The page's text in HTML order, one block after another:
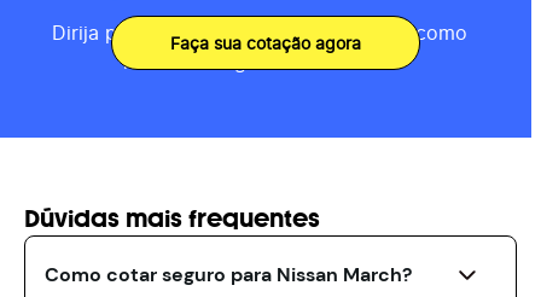
Dirija por 80km, receba sua pontuação como
motorista e ganhe descontos.
Faça sua cotação agora
Dúvidas mais frequentes
Como cotar seguro para Nissan March?